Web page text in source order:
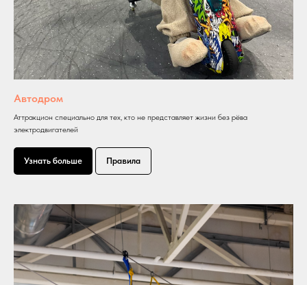
Автодром
Аттракцион специально для тех, кто не представляет жизни без рёва
электродвигателей
Узнать больше Правила